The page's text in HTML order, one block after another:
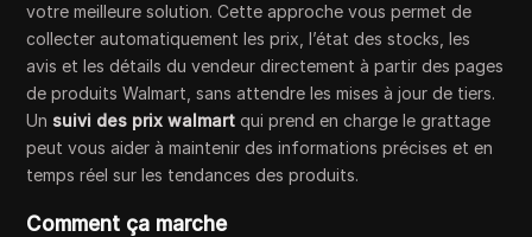
votre meilleure solution. Cette approche vous permet de
collecter automatiquement les prix, l’état des stocks, les
avis et les détails du vendeur directement à partir des pages
de produits Walmart, sans attendre les mises à jour de tiers.
Un suivi des prix walmart qui prend en charge le grattage
peut vous aider à maintenir des informations précises et en
temps réel sur les tendances des produits.
Comment ça marche